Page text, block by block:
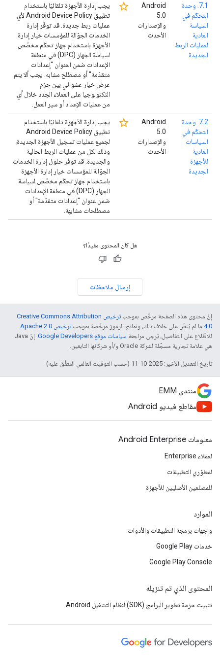
7.1. وحدة
التحكّم في
السياسة
العادية
لعمليات الربط
الجديدة
‫Android
5.0
والإصدارات
الأحدث
star_border
يجب إدارة الأجهزة تلقائيًا باستخدام
تطبيق Android Device Policy لأي
عمليات ربط جديدة. قد توفّر إدارة
الخدمات الجوّالة للمؤسسات خيار إدارة
الأجهزة باستخدام جهاز تحكّم مخصّص
لسياسة الجهاز (DPC) في منطقة
الإعدادات ضمن العنوان "إعدادات
متقدّمة" أو مصطلح مشابه. يجب ألا يتم
عرض خيار عشوائي بين حِزم
التكنولوجيا على العملاء الجدد خلال أي
من عمليات الإعداد أو سير العمل.
7.2. وحدة
التحكّم في
السياسات
العادية
للأجهزة
الجديدة
‫Android
5.0
والإصدارات
الأحدث
star_border
يجب إدارة الأجهزة تلقائيًا باستخدام
تطبيق Android Device Policy
لجميع عمليات تسجيل الأجهزة الجديدة،
وذلك لكل من عمليات الربط الحالية
والجديدة. قد توفّر حلول إدارة الخدمات
الجوّالة للمؤسسات خيار إدارة الأجهزة
باستخدام جهاز تحكّم مخصّص لسياسة
الجهاز (DPC) في منطقة الإعدادات
ضمن عنوان "إعدادات متقدّمة" أو
مصطلحات مشابهة.
هل كان المحتوى مفيدًا؟
إرسال ملاحظات
إنّ محتوى هذه الصفحة مرخّص بموجب
ترخيص Creative Commons Attribution
4.0‏ ما لم يُنصّ على خلاف ذلك، ونماذج الرموز مرخّصة بموجبترخيص Apache 2.0‏
.
للاطّلاع على التفاصيل، يُرجى مراجعة سياسات موقع Google Developers‏
. إنّ Java
هي علامة تجارية مسجَّلة لشركة Oracle و/أو شركائها التابعين.
تاريخ التعديل الأخير: 2025-10-11 (حسب التوقيت العالمي المتفَّق عليه)
منتدى EMM
مقاطع فيديو Android
معلومات Android Enterprise
لعملاء Enterprise
لمطوّري التطبيقات
للمصنّعين الأصليين للأجهزة
الموارد
واجهات برمجة التطبيقات والأدوات
خدمات Google Play
Google Play Console
المحتوى الذي تم تنزيله
تثبيت حزمة تطوير البرامج (SDK) لنظام التشغيل Android